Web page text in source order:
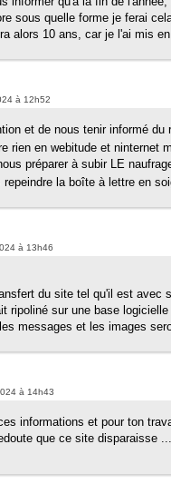
sous quelle forme je ferai
alors 10 ans, car je l'ai mis
à 12h52
et de nous tenir informé du
rien en webitude et ninternet
préparer à subir LE
repeindre la boîte à lettre en
à 13h46
du site tel qu'il est
ripoliné sur une base
messages et les images
à 14h43
informations et pour ton
que ce site disparaisse